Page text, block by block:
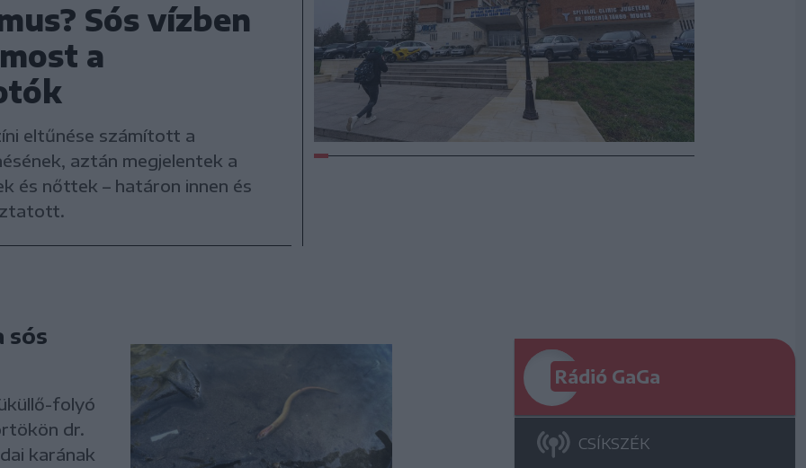
Sós vízben
a
eltűnése számított a
aztán megjelentek a
és nőttek – határon innen és
sós
folyó
dr.
karának
Rádió GaGa
CSÍKSZÉK